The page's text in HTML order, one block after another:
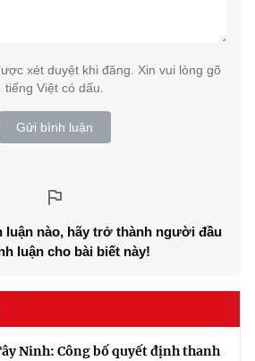
xét duyệt khi đăng. Xin vui lòng gõ
tiếng Việt có dấu.
Gửi bình luận
luận nào, hãy trở thành người đầu
luận cho bài biết này!
Ninh: Công bố quyết định thanh